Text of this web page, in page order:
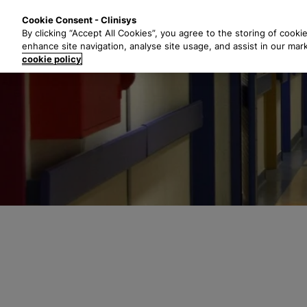
a
l
Cookie Consent - Clinisys
By clicking “Accept All Cookies”, you agree to the storing of
enhance site navigation, analyse site usage, and assist in our
cookie policy